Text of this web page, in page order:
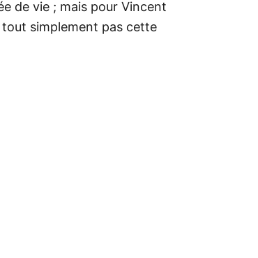
de vie ; mais pour Vincent
tout simplement pas cette